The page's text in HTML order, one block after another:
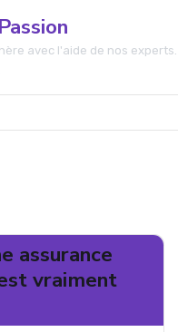
avec l'aide de nos experts.
assurance
vraiment